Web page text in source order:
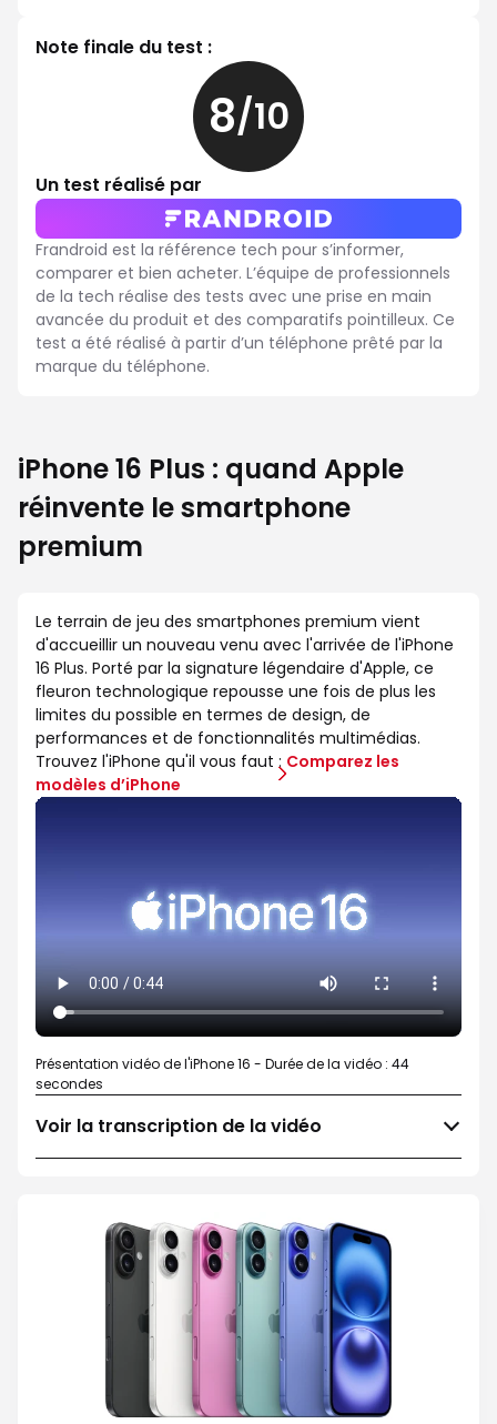
Note finale du test :
8/10
10
Un test réalisé par
Frandroid est la référence tech pour s’informer,
comparer et bien acheter. L’équipe de professionnels
de la tech réalise des tests avec une prise en main
avancée du produit et des comparatifs pointilleux. Ce
test a été réalisé à partir d’un téléphone prêté par la
marque du téléphone.
iPhone 16 Plus : quand Apple
réinvente le smartphone
premium
Le terrain de jeu des smartphones premium vient
d'accueillir un nouveau venu avec l'arrivée de l'iPhone
16 Plus. Porté par la signature légendaire d'Apple, ce
fleuron technologique repousse une fois de plus les
limites du possible en termes de design, de
performances et de fonctionnalités multimédias.
Trouvez l'iPhone qu'il vous faut : Comparez les
modèles d’iPhone
Présentation vidéo de l'iPhone 16 - Durée de la vidéo : 44
secondes
Voir la transcription de la vidéo